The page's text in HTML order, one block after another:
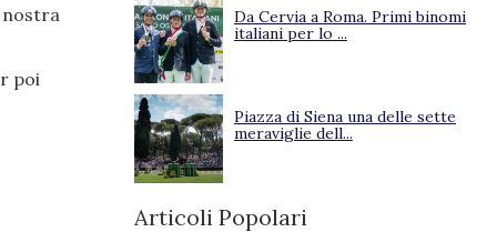
nostra
poi
Da Cervia a Roma. Primi binomi
italiani per lo ...
Piazza di Siena una delle sette
meraviglie dell...
Articoli Popolari